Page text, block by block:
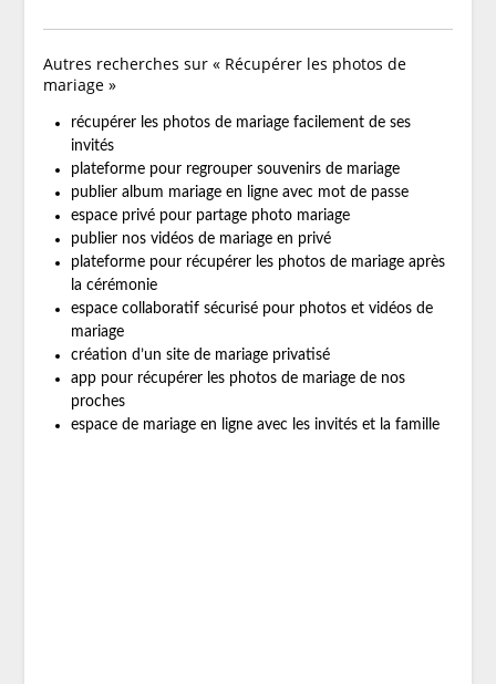
Autres recherches sur « Récupérer les photos de
mariage »
récupérer les photos de mariage facilement de ses
invités
plateforme pour regrouper souvenirs de mariage
publier album mariage en ligne avec mot de passe
espace privé pour partage photo mariage
publier nos vidéos de mariage en privé
plateforme pour récupérer les photos de mariage après
la cérémonie
espace collaboratif sécurisé pour photos et vidéos de
mariage
création d’un site de mariage privatisé
app pour récupérer les photos de mariage de nos
proches
espace de mariage en ligne avec les invités et la famille